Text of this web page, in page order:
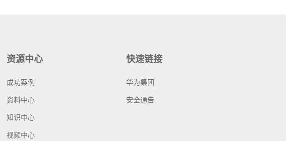
资源中心
成功案例
资料中心
知识中心
视频中心
快速链接
华为集团
安全通告